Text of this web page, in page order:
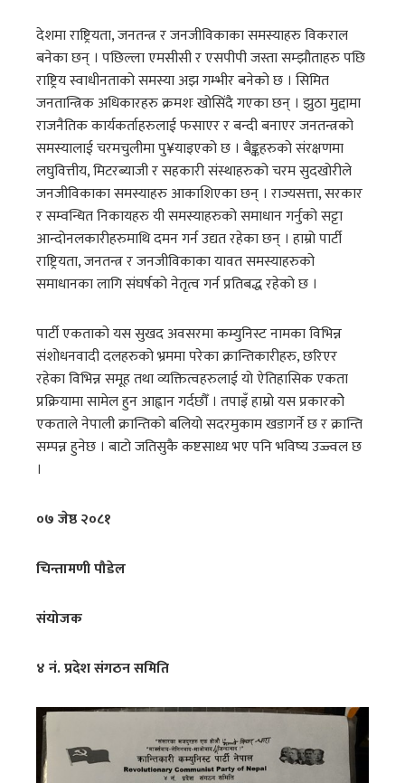
देशमा राष्ट्रियता, जनतन्त्र र जनजीविकाका समस्याहरु विकराल
बनेका छन् । पछिल्ला एमसीसी र एसपीपी जस्ता सम्झौताहरु पछि
राष्ट्रिय स्वाधीनताको समस्या अझ गम्भीर बनेको छ । सिमित
जनतान्त्रिक अधिकारहरु क्रमशः खोसिंदै गएका छन् । झुठा मुद्दामा
राजनैतिक कार्यकर्ताहरुलाई फसाएर र बन्दी बनाएर जनतन्त्रको
समस्यालाई चरमचुलीमा पु¥याइएको छ । बैङ्कहरुको संरक्षणमा
लघुवित्तीय, मिटरब्याजी र सहकारी संस्थाहरुको चरम सुदखोरीले
जनजीविकाका समस्याहरु आकाशिएका छन् । राज्यसत्ता, सरकार
र सम्वन्धित निकायहरु यी समस्याहरुको समाधान गर्नुको सट्टा
आन्दोनलकारीहरुमाथि दमन गर्न उद्यत रहेका छन् । हाम्रो पार्टी
राष्ट्रियता, जनतन्त्र र जनजीविकाका यावत समस्याहरुको
समाधानका लागि संघर्षको नेतृत्व गर्न प्रतिबद्ध रहेको छ ।
पार्टी एकताको यस सुखद अवसरमा कम्युनिस्ट नामका विभिन्न
संशोधनवादी दलहरुको भ्रममा परेका क्रान्तिकारीहरु, छरिएर
रहेका विभिन्न समूह तथा व्यक्तित्वहरुलाई यो ऐतिहासिक एकता
प्रक्रियामा सामेल हुन आह्वान गर्दछौँ । तपाइँ हाम्रो यस प्रकारकोे
एकताले नेपाली क्रान्तिको बलियो सदरमुकाम खडागर्ने छ र क्रान्ति
सम्पन्न हुनेछ । बाटो जतिसुकै कष्टसाध्य भए पनि भविष्य उज्ज्वल छ
।
०७ जेष्ठ २०८१
चिन्तामणी पौडेल
संयोजक
४ नं. प्रदेश संगठन समिति